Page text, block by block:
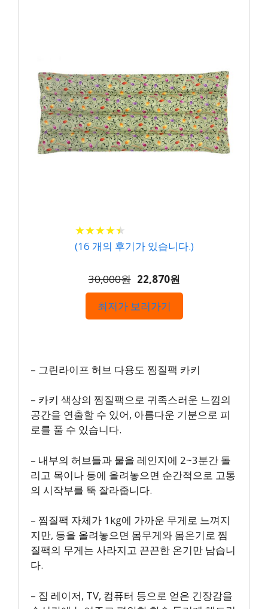
★★★★★
★★★★★
(16 개의 후기가 있습니다.)
30,000원 22,870원
최저가 보러가기
– 그린라이프 허브 다용도 찜질팩 카키
– 카키 색상의 찜질팩으로 귀족스러운 느낌의
공간을 연출할 수 있어, 아름다운 기분으로 피
로를 풀 수 있습니다.
– 내부의 허브들과 물을 레인지에 2~3분간 돌
리고 목이나 등에 올려놓으면 순간적으로 고통
의 시작부를 뚝 잘라줍니다.
– 찜질팩 자체가 1kg에 가까운 무게로 느껴지
지만, 등을 올려놓으면 몸무게와 몸온기로 찜
질팩의 무게는 사라지고 끈끈한 온기만 남습니
다.
– 집 레이저, TV, 컴퓨터 등으로 얻은 긴장감을